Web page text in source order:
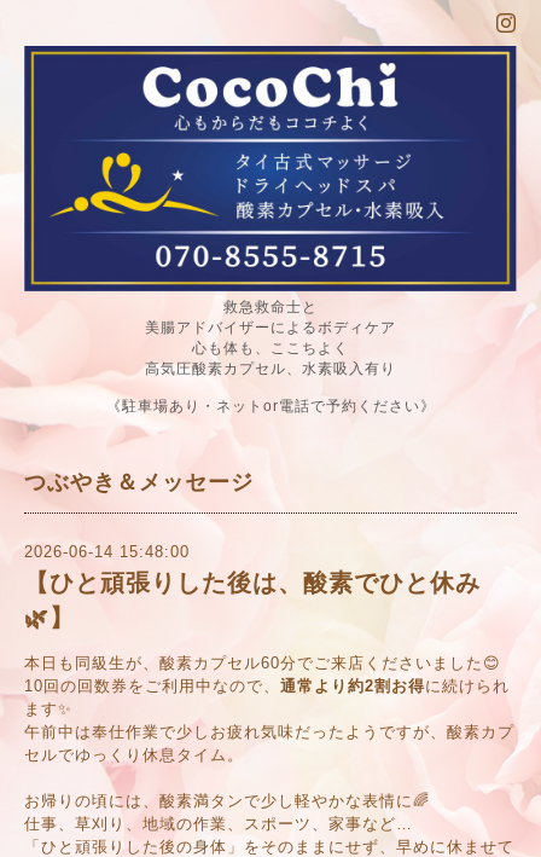
救急救命士と
美腸アドバイザーによるボディケア
心も体も、ここちよく
高気圧酸素カプセル、水素吸入有り
《駐車場あり・ネットor電話で予約ください》
つぶやき＆メッセージ
2026-06-14 15:48:00
【ひと頑張りした後は、酸素でひと休み
🌿】
本日も同級生が、酸素カプセル60分でご来店くださいました😊
10回の回数券をご利用中なので、 通常より約2割お得に続けられ
ます✨
午前中は奉仕作業で少しお疲れ気味だったようですが、酸素カプ
セルでゆっくり休息タイム。
お帰りの頃には、酸素満タンで少し軽やかな表情に🌈
仕事、草刈り、地域の作業、スポーツ、家事など…
「ひと頑張りした後の身体」をそのままにせず、早めに休ませて